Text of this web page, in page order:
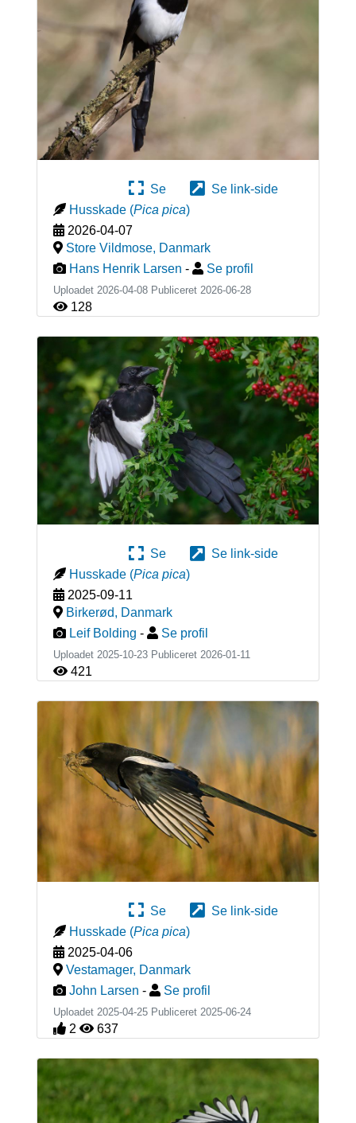
Se
Se link-side
Husskade (Pica pica)
2026-04-07
Store Vildmose, Danmark
Hans Henrik Larsen - Se profil
Uploadet 2026-04-08 Publiceret 2026-06-28
128
Se
Se link-side
Husskade (Pica pica)
2025-09-11
Birkerød, Danmark
Leif Bolding - Se profil
Uploadet 2025-10-23 Publiceret 2026-01-11
421
Se
Se link-side
Husskade (Pica pica)
2025-04-06
Vestamager, Danmark
John Larsen - Se profil
Uploadet 2025-04-25 Publiceret 2025-06-24
2 637